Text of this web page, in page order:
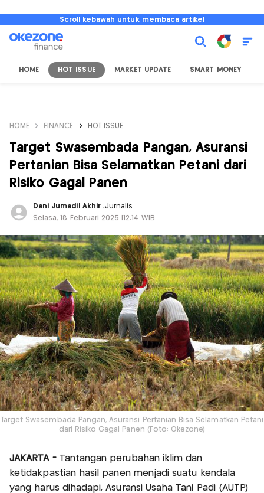
Scroll kebawah untuk membaca artikel
HOME HOT ISSUE MARKET UPDATE SMART MONEY
HOME FINANCE HOT ISSUE
Target Swasembada Pangan, Asuransi
Pertanian Bisa Selamatkan Petani dari
Risiko Gagal Panen
Dani Jumadil Akhir ,Jurnalis
Selasa, 18 Februari 2025 |12:14 WIB
Target Swasembada Pangan, Asuransi Pertanian Bisa Selamatkan Petani
dari Risiko Gagal Panen (Foto: Okezone)
JAKARTA -Tantangan perubahan iklim dan
ketidakpastian hasil panen menjadi suatu kendala
yang harus dihadapi, Asuransi Usaha Tani Padi (AUTP)